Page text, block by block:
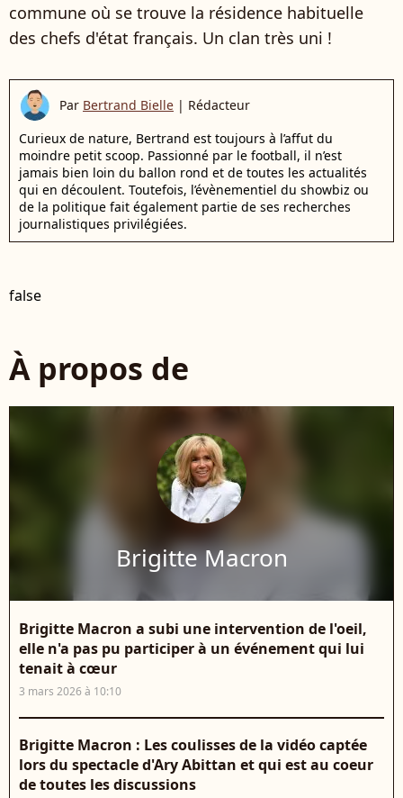
commune où se trouve la résidence habituelle
des chefs d'état français. Un clan très uni !
Par Bertrand Bielle | Rédacteur
Curieux de nature, Bertrand est toujours à l’affut du
moindre petit scoop. Passionné par le football, il n’est
jamais bien loin du ballon rond et de toutes les actualités
qui en découlent. Toutefois, l’évènementiel du showbiz ou
de la politique fait également partie de ses recherches
journalistiques privilégiées.
false
À propos de
Brigitte Macron
Brigitte Macron a subi une intervention de l'oeil,
elle n'a pas pu participer à un événement qui lui
tenait à cœur
3 mars 2026 à 10:10
Brigitte Macron : Les coulisses de la vidéo captée
lors du spectacle d'Ary Abittan et qui est au coeur
de toutes les discussions